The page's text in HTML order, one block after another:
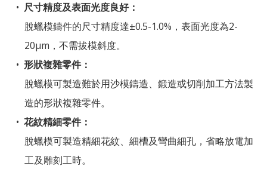
尺寸精度及表面光度良好：
脫蠟模鑄件的尺寸精度達±0.5-1.0%，表面光度為2-
20μm，不需拔模斜度。
形狀複雜零件：
脫蠟模可製造難於用沙模鑄造、鍛造或切削加工方法製
造的形狀複雜零件。
花紋精細零件：
脫蠟模可製造精細花紋、細槽及彎曲細孔，省略放電加
工及雕刻工時。